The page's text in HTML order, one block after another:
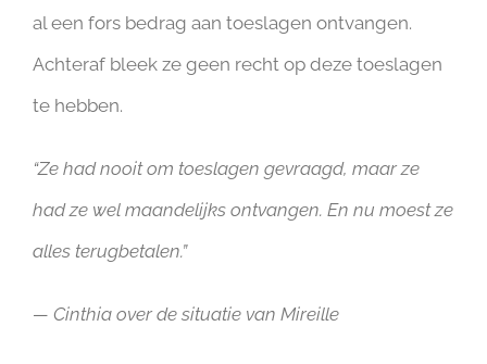
al een fors bedrag aan toeslagen ontvangen.
Achteraf bleek ze geen recht op deze toeslagen
te hebben.
“Ze had nooit om toeslagen gevraagd, maar ze
had ze wel maandelijks ontvangen. En nu moest ze
alles terugbetalen.”
— Cinthia over de situatie van Mireille